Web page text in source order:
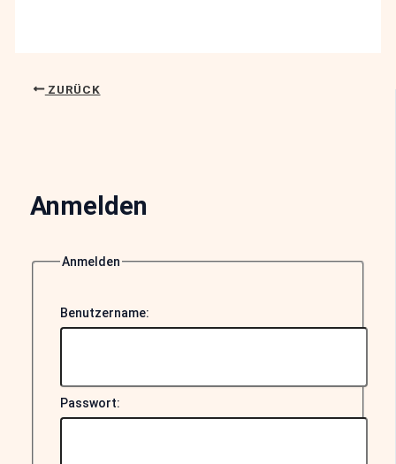
ZURÜCK
Anmelden
Anmelden
Benutzername:
Passwort: